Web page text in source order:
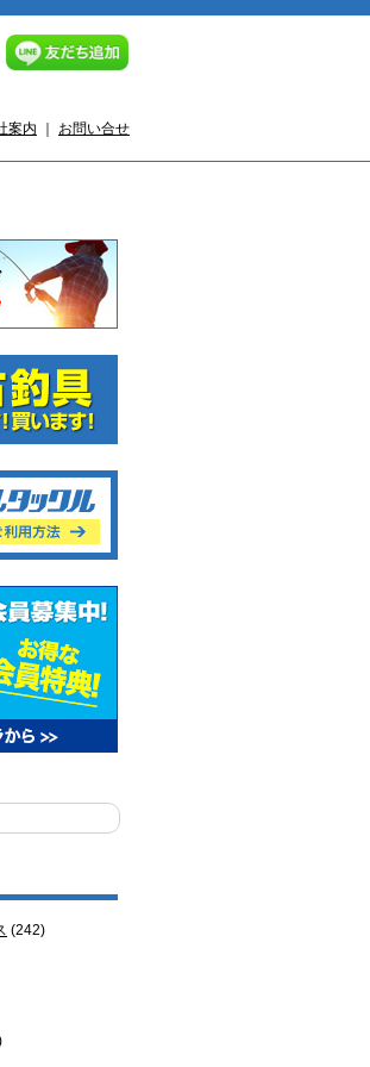
案内 お問い合せ
(242)